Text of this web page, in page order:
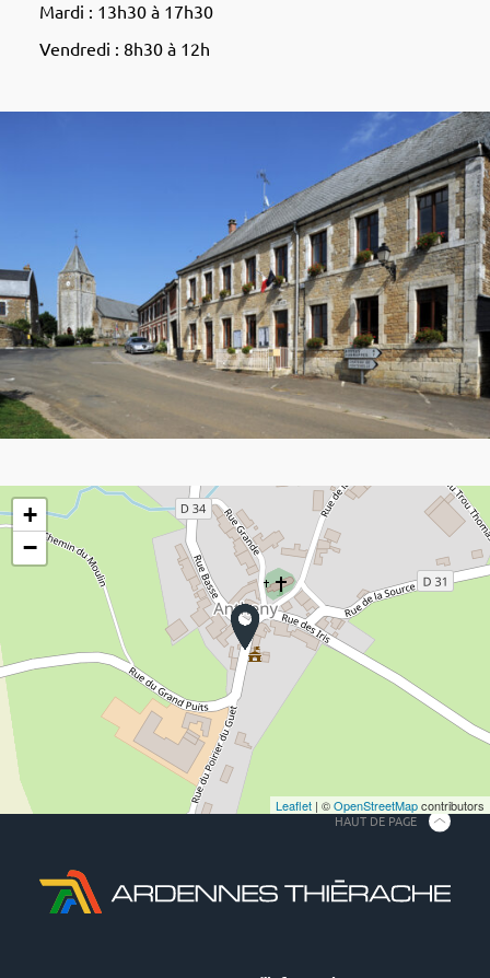
Mardi : 13h30 à 17h30
Vendredi : 8h30 à 12h
+
−
Leaflet | ©OpenStreetMapcontributors
HAUT DE PAGE